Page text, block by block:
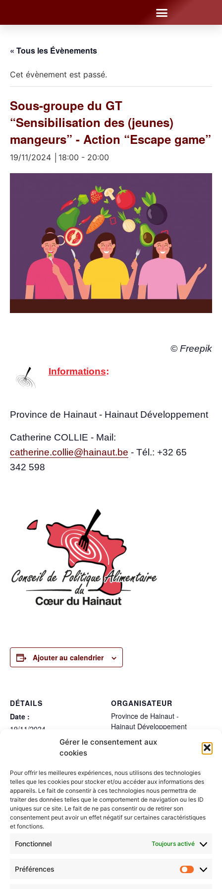
Gérer le consentement aux
cookies
Pour offrir les meilleures expériences, nous utilisons des technologies
telles que les cookies pour stocker et/ou accéder aux informations des
appareils. Le fait de consentir à ces technologies nous permettra de
traiter des données telles que le comportement de navigation ou les ID
uniques sur ce site. Le fait de ne pas consentir ou de retirer son
consentement peut avoir un effet négatif sur certaines caractéristiques
et fonctions.
Fonctionnel Toujours activé
Préférences
« Tous les Évènements
Cet évènement est passé.
Sous-groupe du GT
“Sensibilisation des (jeunes)
mangeurs” - Action “Escape game”
19/11/2024 │18:00 - 20:00
© Free­pik
Infor­ma­tions:
Pro­vince de Hai­naut - Hai­naut Développement
Cathe­rine COLLIE - Mail:
catherine.collie@hainaut.be - Tél.: +32 65
342 598
Ajouter au calendrier
DÉTAILS
Date :
19/11/2024
LIEU
Mons
ORGANISATEUR
Province de Hainaut -
Hainaut Développement
Groupe de travail
“Accessibilité de tous”
Conseil de politique alimentaire du Cœur
du Hainaut - Réunion plénière 3